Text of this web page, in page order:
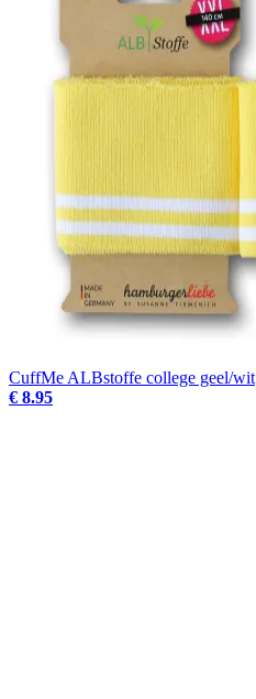
CuffMe ALBstoffe college geel/wit
€ 8.95